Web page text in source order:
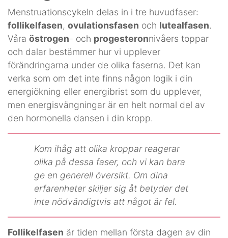
Menstruationscykeln delas in i tre huvudfaser:
follikelfasen, ovulationsfasen och lutealfasen.
Våra östrogen- och progesteronnivåers toppar
och dalar bestämmer hur vi upplever
förändringarna under de olika faserna. Det kan
verka som om det inte finns någon logik i din
energiökning eller energibrist som du upplever,
men energisvängningar är en helt normal del av
den hormonella dansen i din kropp.
Kom ihåg att olika kroppar reagerar
olika på dessa faser, och vi kan bara
ge en generell översikt. Om dina
erfarenheter skiljer sig åt betyder det
inte nödvändigtvis att något är fel.
Follikelfasen är tiden mellan första dagen av din